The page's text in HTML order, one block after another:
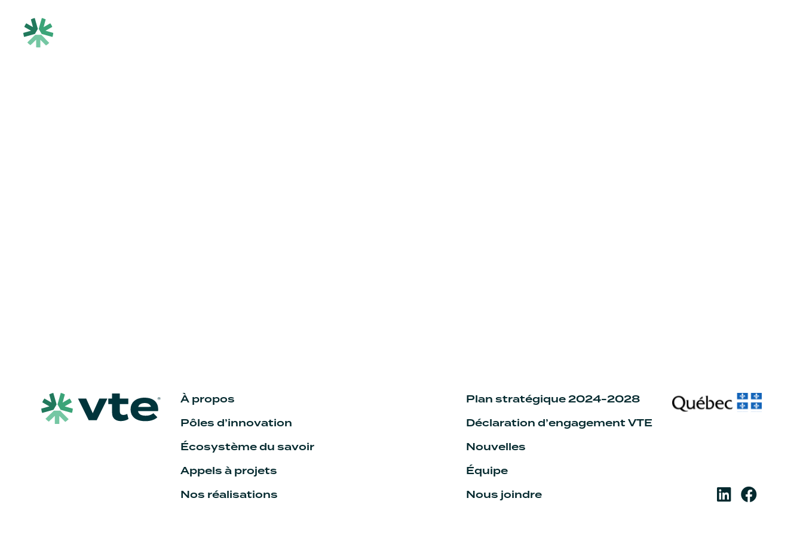
À propos
Pôles d’innovation
Écosystème du savoir
Appels à projets
Nos réalisations
Plan stratégique 2024-2028
Déclaration d’engagement VTE
Nouvelles
Équipe
Nous joindre